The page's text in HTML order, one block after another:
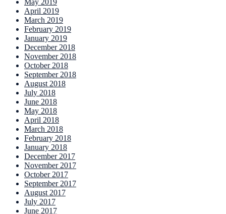
May 2019
April 2019
March 2019
February 2019
January 2019
December 2018
November 2018
October 2018
September 2018
August 2018
July 2018
June 2018
May 2018
April 2018
March 2018
February 2018
January 2018
December 2017
November 2017
October 2017
September 2017
August 2017
July 2017
June 2017